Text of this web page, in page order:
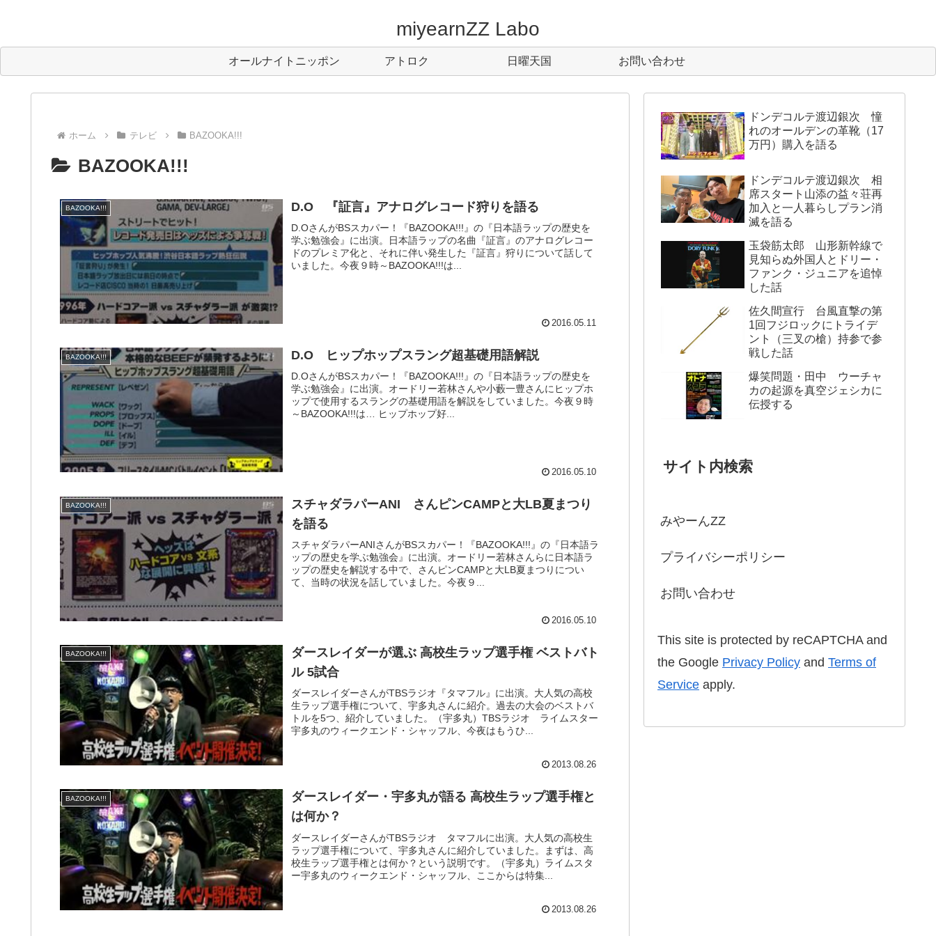
miyearnZZ Labo
オールナイトニッポン アトロク 日曜天国 お問い合わせ
ホーム テレビ BAZOOKA!!!
BAZOOKA!!!
BAZOOKA!!! D.O 『証言』アナログレコード狩りを語る
D.OさんがBSスカパー！『BAZOOKA!!!』の『日本語ラップの歴史を
学ぶ勉強会』に出演。日本語ラップの名曲『証言』のアナログレコー
ドのプレミア化と、それに伴い発生した『証言』狩りについて話して
いました。今夜９時～BAZOOKA!!!は...
2016.05.11
BAZOOKA!!! D.O ヒップホップスラング超基礎用語解説
D.OさんがBSスカパー！『BAZOOKA!!!』の『日本語ラップの歴史を
学ぶ勉強会』に出演。オードリー若林さんや小藪一豊さんにヒップホ
ップで使用するスラングの基礎用語を解説をしていました。今夜９時
～BAZOOKA!!!は… ヒップホップ好...
2016.05.10
BAZOOKA!!!
スチャダラパーANI さんピンCAMPと大LB夏まつり
を語る
スチャダラパーANIさんがBSスカパー！『BAZOOKA!!!』の『日本語ラ
ップの歴史を学ぶ勉強会』に出演。オードリー若林さんらに日本語ラ
ップの歴史を解説する中で、さんピンCAMPと大LB夏まつりについ
て、当時の状況を話していました。今夜９...
2016.05.10
BAZOOKA!!!
ダースレイダーが選ぶ 高校生ラップ選手権 ベストバト
ル 5試合
ダースレイダーさんがTBSラジオ『タマフル』に出演。大人気の高校
生ラップ選手権について、宇多丸さんに紹介。過去の大会のベストバ
トルを5つ、紹介していました。（宇多丸）TBSラジオ ライムスター
宇多丸のウィークエンド・シャッフル、今夜はもうひ...
2013.08.26
BAZOOKA!!!
ダースレイダー・宇多丸が語る 高校生ラップ選手権と
は何か？
ダースレイダーさんがTBSラジオ タマフルに出演。大人気の高校生
ラップ選手権について、宇多丸さんに紹介していました。まずは、高
校生ラップ選手権とは何か？という説明です。（宇多丸）ライムスタ
ー宇多丸のウィークエンド・シャッフル、ここからは特集...
2013.08.26
ドンデコルテ渡辺銀次 憧
れのオールデンの革靴（17
万円）購入を語る
ドンデコルテ渡辺銀次 相
席スタート山添の益々荘再
加入と一人暮らしプラン消
滅を語る
玉袋筋太郎 山形新幹線で
見知らぬ外国人とドリー・
ファンク・ジュニアを追悼
した話
佐久間宣行 台風直撃の第
1回フジロックにトライデ
ント（三叉の槍）持参で参
戦した話
爆笑問題・田中 ウーチャ
カの起源を真空ジェシカに
伝授する
サイト内検索
みやーんZZ
プライバシーポリシー
お問い合わせ
This site is protected by reCAPTCHA and
the Google Privacy Policy and Terms of
Service apply.